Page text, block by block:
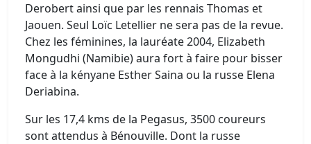
Derobert ainsi que par les rennais Thomas et
Jaouen. Seul Loïc Letellier ne sera pas de la revue.
Chez les féminines, la lauréate 2004, Elizabeth
Mongudhi (Namibie) aura fort à faire pour bisser
face à la kényane Esther Saina ou la russe Elena
Deriabina.
Sur les 17,4 kms de la Pegasus, 3500 coureurs
sont attendus à Bénouville. Dont la russe